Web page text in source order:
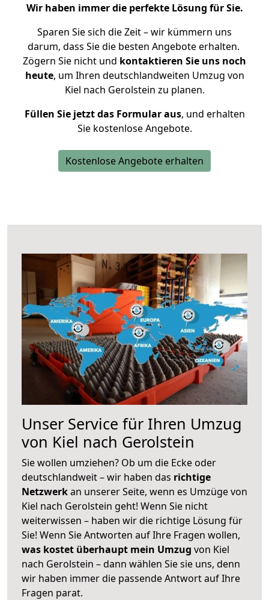
Wir haben immer die perfekte Lösung für Sie.
Sparen Sie sich die Zeit – wir kümmern uns
darum, dass Sie die besten Angebote erhalten.
Zögern Sie nicht und kontaktieren Sie uns noch
heute, um Ihren deutschlandweiten Umzug von
Kiel nach Gerolstein zu planen.
Füllen Sie jetzt das Formular aus, und erhalten
Sie kostenlose Angebote.
Kostenlose Angebote erhalten
Unser Service für Ihren Umzug
von Kiel nach Gerolstein
Sie wollen umziehen? Ob um die Ecke oder
deutschlandweit – wir haben das richtige
Netzwerkan unserer Seite, wenn es Umzüge von
Kiel nach Gerolstein geht! Wenn Sie nicht
weiterwissen – haben wir die richtige Lösung für
Sie! Wenn Sie Antworten auf Ihre Fragen wollen,
was kostet überhaupt mein Umzug von Kiel
nach Gerolstein – dann wählen Sie sie uns, denn
wir haben immer die passende Antwort auf Ihre
Fragen parat.